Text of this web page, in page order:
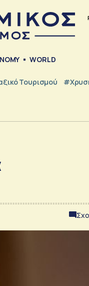
WORLD
Τουρισμού